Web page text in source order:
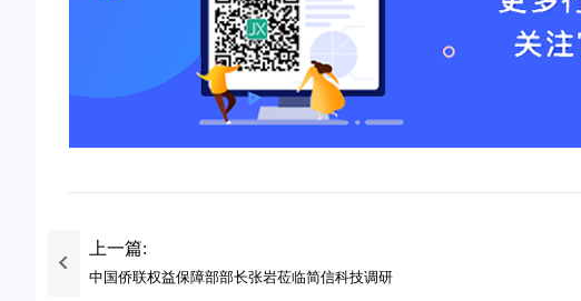
上一篇:
中国侨联权益保障部部长张岩莅临简信科技调研